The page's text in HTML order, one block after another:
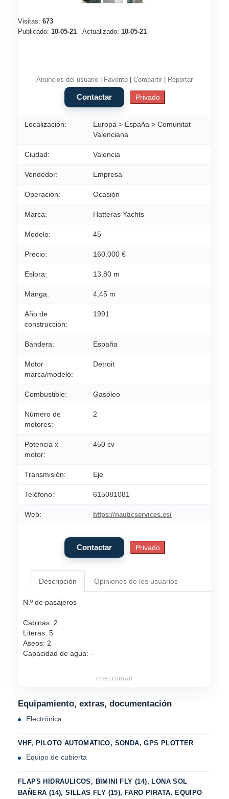
Visitas: 673
Publicado: 10-05-21 Actualizado: 10-05-21
Anuncios del usuario Favorito Compartir Reportar
Localización:
Europa > España > Comunitat
Valenciana
Ciudad: Valencia
Vendedor: Empresa
Operación: Ocasión
Marca: Hatteras Yachts
Modelo: 45
Precio: 160.000 €
Eslora: 13,80 m
Manga: 4,45 m
Año de
construcción:
1991
Bandera: España
Motor
marca/modelo:
Detroit
Combustible: Gasóleo
Número de
motores:
2
Potencia x
motor:
450 cv
Transmisión: Eje
Teléfono: 615081081
Web: https://nauticservices.es/
Descripción Opiniones de los usuarios
N.º de pasajeros
Cabinas: 2
Literas: 5
Aseos: 2
Capacidad de agua: -
PUBLICIDAD
Equipamiento, extras, documentación
Electrónica
VHF, PILOTO AUTOMATICO, SONDA, GPS PLOTTER
Equipo de cubierta
FLAPS HIDRAULICOS, BIMINI FLY (14), LONA SOL
BAÑERA (14), SILLAS FLY (15), FARO PIRATA, EQUIPO